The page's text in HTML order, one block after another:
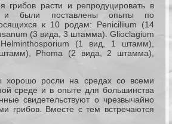
расти и репродуцировать в
и были поставлены опыты по
к 10 родам: Peniciliium (14
(3 вида, 3 штамма). Glioclagium
(1 вид, 1 штамм),
Phoma (2 вида, 2 штамма),
хорошо росли на средах со всеми
среде и в опыте для большинства
свидетельствуют о чрезвычайно
грибов. Вместе с тем встречаются